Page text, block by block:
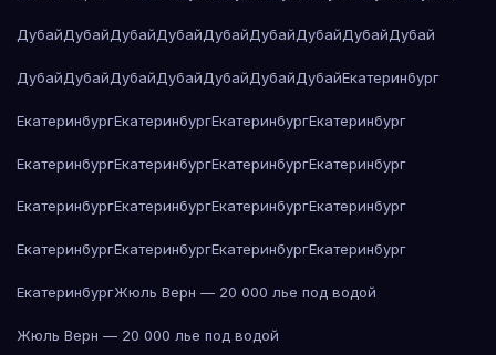
ДубайДубайДубайДубайДубайДубайДубайДубайДубай
ДубайДубайДубайДубайДубайДубайДубайЕкатеринбург
ЕкатеринбургЕкатеринбургЕкатеринбургЕкатеринбург
ЕкатеринбургЕкатеринбургЕкатеринбургЕкатеринбург
ЕкатеринбургЕкатеринбургЕкатеринбургЕкатеринбург
ЕкатеринбургЕкатеринбургЕкатеринбургЕкатеринбург
ЕкатеринбургЖюль Верн — 20 000 лье под водой
Жюль Верн — 20 000 лье под водой